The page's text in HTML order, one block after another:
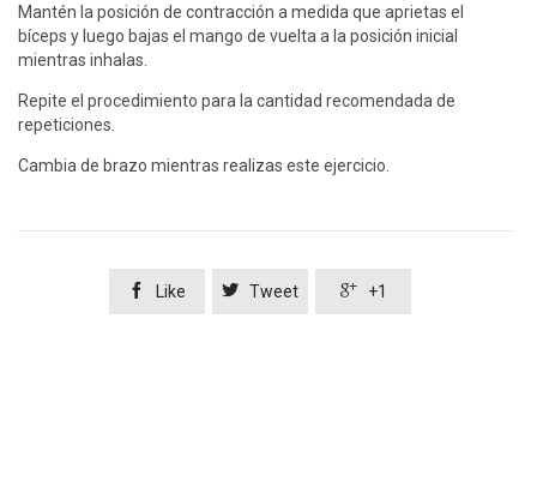
Mantén la posición de contracción a medida que aprietas el
bíceps y luego bajas el mango de vuelta a la posición inicial
mientras inhalas.
Repite el procedimiento para la cantidad recomendada de
repeticiones.
Cambia de brazo mientras realizas este ejercicio.
 Like  Tweet  +1